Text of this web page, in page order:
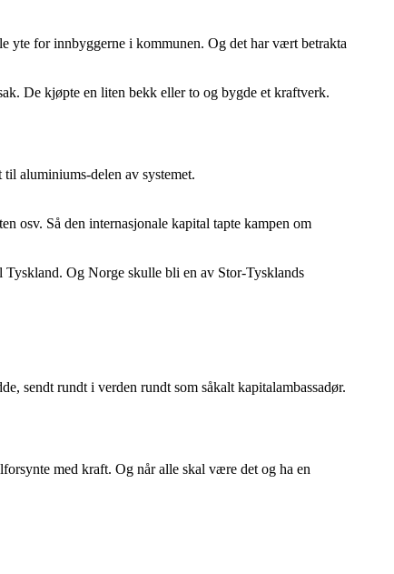
yte for innbyggerne i kommunen. Og det har vært betrakta
De kjøpte en liten bekk eller to og bygde et kraftverk.
aluminiums-delen av systemet.
osv. Så den internasjonale kapital tapte kampen om
Tyskland. Og Norge skulle bli en av Stor-Tysklands
sendt rundt i verden rundt som såkalt kapitalambassadør.
med kraft. Og når alle skal være det og ha en